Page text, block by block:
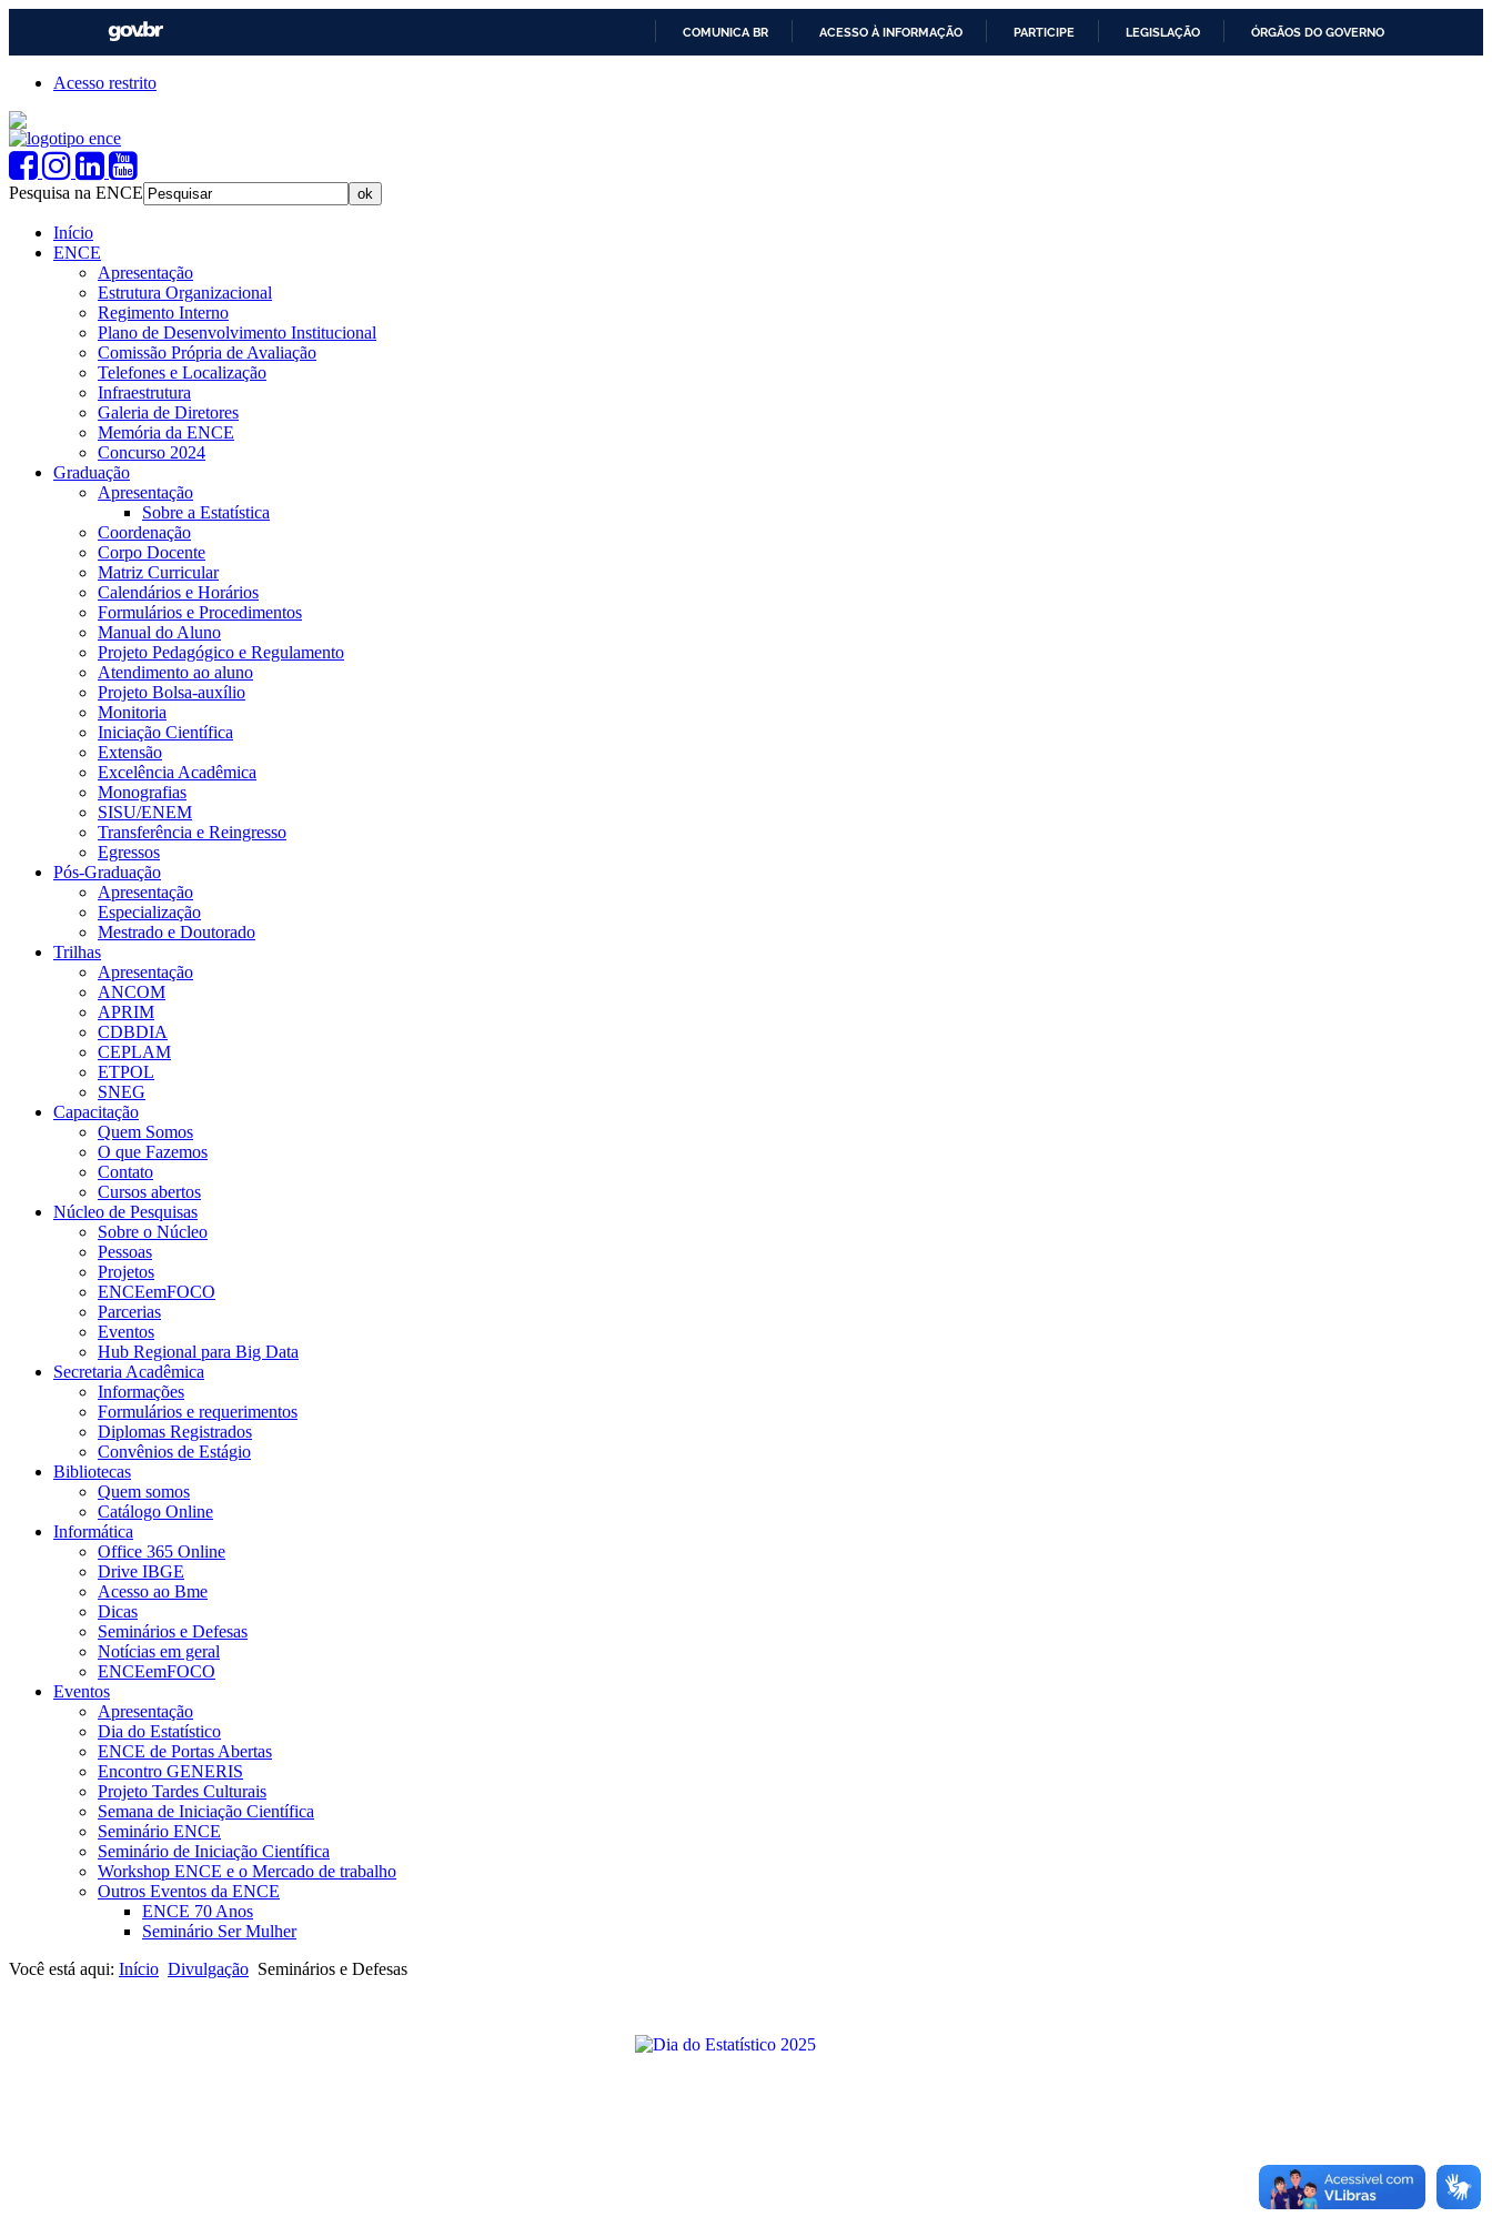
COMUNICA BR ACESSO À INFORMAÇÃO PARTICIPE LEGISLAÇÃO ÓRGÃOS DO GOVERNO
Acesso restrito
Pesquisa na ENCE
Início
ENCE
Apresentação
Estrutura Organizacional
Regimento Interno
Plano de Desenvolvimento Institucional
Comissão Própria de Avaliação
Telefones e Localização
Infraestrutura
Galeria de Diretores
Memória da ENCE
Concurso 2024
Graduação
Apresentação
Sobre a Estatística
Coordenação
Corpo Docente
Matriz Curricular
Calendários e Horários
Formulários e Procedimentos
Manual do Aluno
Projeto Pedagógico e Regulamento
Atendimento ao aluno
Projeto Bolsa-auxílio
Monitoria
Iniciação Científica
Extensão
Excelência Acadêmica
Monografias
SISU/ENEM
Transferência e Reingresso
Egressos
Pós-Graduação
Apresentação
Especialização
Mestrado e Doutorado
Trilhas
Apresentação
ANCOM
APRIM
CDBDIA
CEPLAM
ETPOL
SNEG
Capacitação
Quem Somos
O que Fazemos
Contato
Cursos abertos
Núcleo de Pesquisas
Sobre o Núcleo
Pessoas
Projetos
ENCEemFOCO
Parcerias
Eventos
Hub Regional para Big Data
Secretaria Acadêmica
Informações
Formulários e requerimentos
Diplomas Registrados
Convênios de Estágio
Bibliotecas
Quem somos
Catálogo Online
Informática
Office 365 Online
Drive IBGE
Acesso ao Bme
Dicas
Seminários e Defesas
Notícias em geral
ENCEemFOCO
Eventos
Apresentação
Dia do Estatístico
ENCE de Portas Abertas
Encontro GENERIS
Projeto Tardes Culturais
Semana de Iniciação Científica
Seminário ENCE
Seminário de Iniciação Científica
Workshop ENCE e o Mercado de trabalho
Outros Eventos da ENCE
ENCE 70 Anos
Seminário Ser Mulher
Você está aqui: Início Divulgação Seminários e Defesas